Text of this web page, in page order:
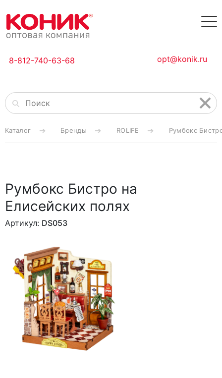
8-812-740-63-68 opt@konik.ru
Каталог Бренды ROLIFE Румбокс
Румбокс Бистро на
Елисейских полях
Артикул: DS053